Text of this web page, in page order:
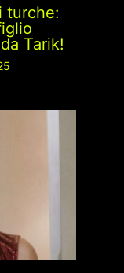
turche:
Tarik!